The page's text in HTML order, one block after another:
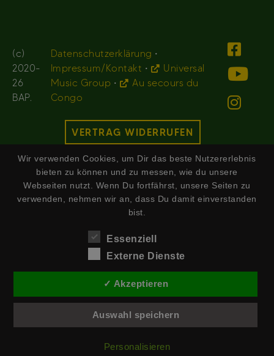
(c)
2020-
26
BAP.
Datenschutzerklärung •
Impressum/Kontakt •
Universal
Music Group •
Au secours du
Congo
VERTRAG WIDERRUFEN
Wir verwenden Cookies, um Dir das beste Nutzererlebnis
bieten zu können und zu messen, wie du unsere
Webseiten nutzt. Wenn Du fortfährst, unsere Seiten zu
verwenden, nehmen wir an, dass Du damit einverstanden
bist.
Essenziell
Externe Dienste
✓ Akzeptieren
Auswahl speichern
Personalisieren